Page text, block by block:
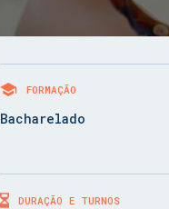
FORMAÇÃO
Bacharelado
DURAÇÃO E TURNOS